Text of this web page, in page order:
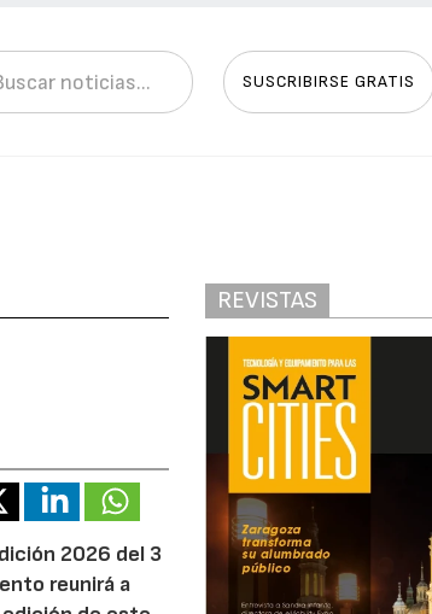
SUSCRIBIRSE GRATIS
2026 del 3
reunirá a
REVISTAS